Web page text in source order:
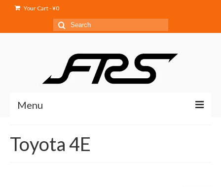
Your Cart-¥0
Search
for:
Menu
Service
Toyota 4E